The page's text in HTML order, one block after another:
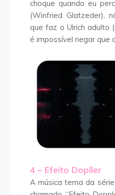
choque quando eu
(Winfried Glatzeder),
que faz o Ulrich adulto
é impossível negar que
4 – Efeito Dopller
A música tema da